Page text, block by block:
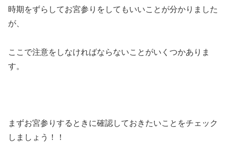
時期をずらしてお宮参りをしてもいいことが分かりました
が、
ここで注意をしなければならないことがいくつかありま
す。
まずお宮参りするときに確認しておきたいことをチェック
しましょう！！